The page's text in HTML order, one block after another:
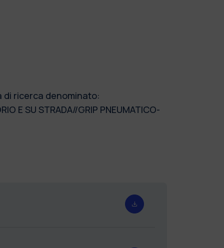
di ricerca denominato:
E SU STRADA//GRIP PNEUMATICO-